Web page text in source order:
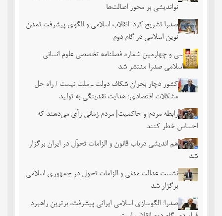
نواندیشی بر محور اصالت‌ها
صدرا تشریح کرد: انقلاب اسلامی و الگوی پیشرفت تمدن
نوین اسلامی در گام دوم
سی و چهارمین شماره فصلنامه تخصصی علوم انسانی
اسلامی صدرا منتشر شد
کشور دچار بحران شکاف دولت ـ ملت نیست / راه حل
مشکلات اقتصادی؛ هدایت نقدینگی به تولید
رابطه مردم و حاکمیت| مردم زمانی رأی می‌دهند که
احساس خطر ‌کنند
هم اندیشی درباب قانون و الزامات تحوّل در ایران برگزار
شد
نشست عدالت مدنی و الزامات تحول در جمهوری اسلامی
برگزار شد
صدرا: الگوسازی اسلامی ایرانی پیشرفت، برترین راهبرد